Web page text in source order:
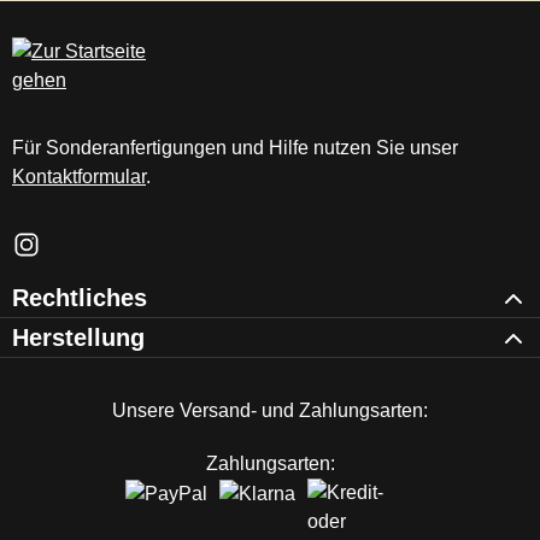
Für Sonderanfertigungen und Hilfe nutzen Sie unser
Kontaktformular.
Schau auf Instagram vorbei – öffnet in neuem Tab (externer
Rechtliches
Herstellung
Unsere Versand- und Zahlungsarten:
Zahlungsarten: